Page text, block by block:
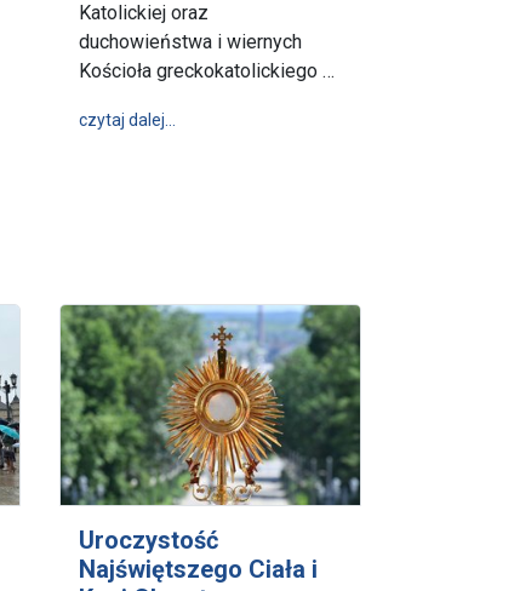
Katolickiej oraz
duchowieństwa i wiernych
Kościoła greckokatolickiego …
czytaj dalej…
Uroczystość
Najświętszego Ciała i